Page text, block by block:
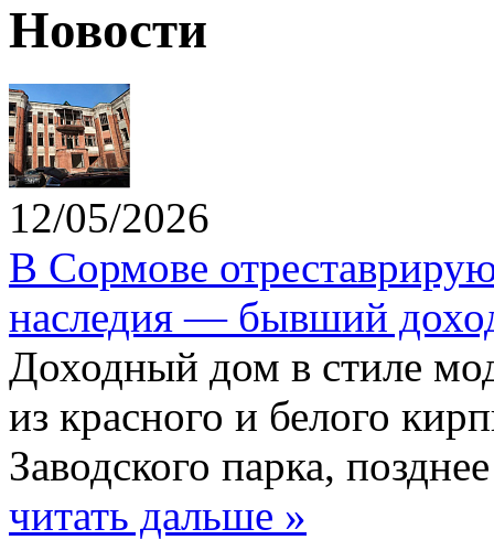
Новости
12/05/2026
В Сормове
наследия — бывший
Доходный дом в стиле
из красного и белого
Заводского парка,
читать дальше »